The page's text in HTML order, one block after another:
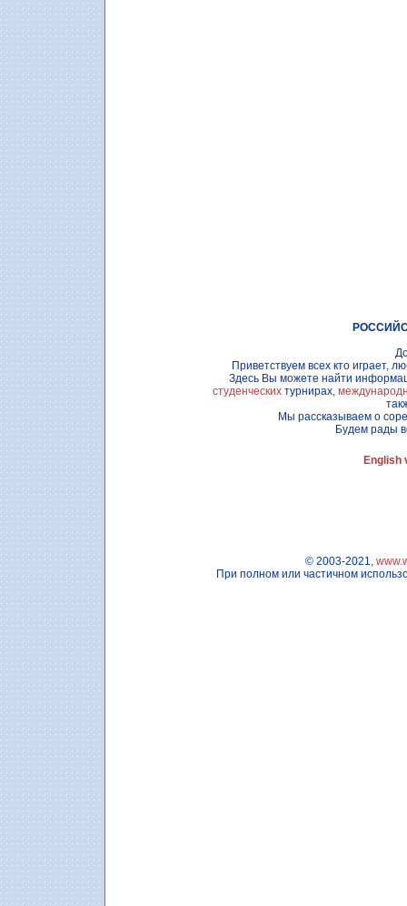
Приветствуем всех кто играет,
Здесь Вы можете найти
студенческих турнирах,
Мы рассказываем о
Будем рады
English
© 2003-2021,
При полном или частичном